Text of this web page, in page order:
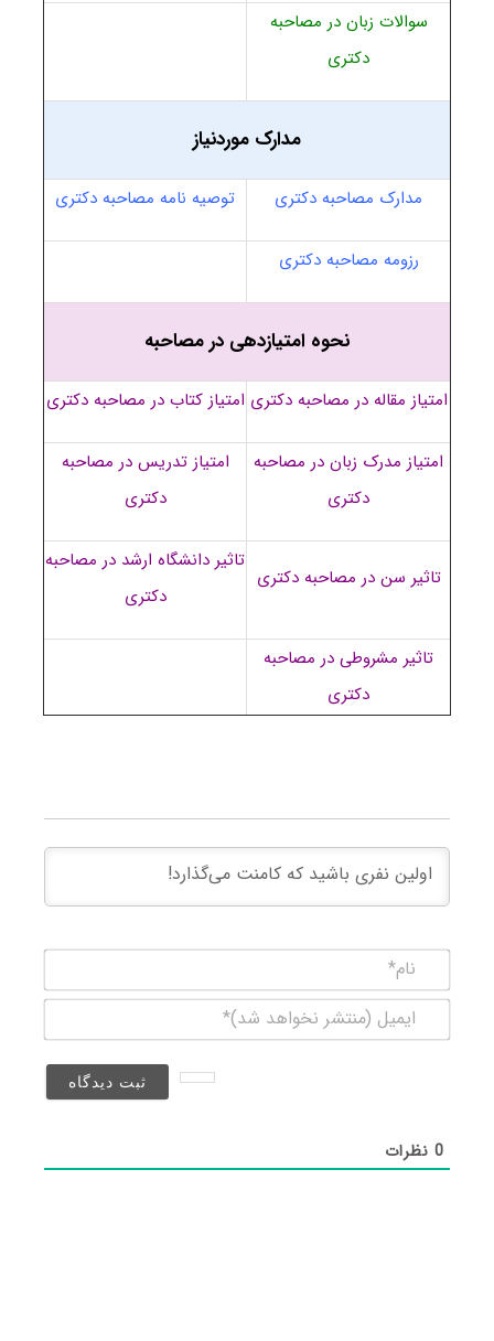
سوالات زبان در مصاحبه
دکتری
مدارک موردنیاز
مدارک مصاحبه دکتری توصیه نامه مصاحبه دکتری
رزومه مصاحبه دکتری
نحوه امتیازدهی در مصاحبه
امتیاز مقاله در مصاحبه دکتری امتیاز کتاب در مصاحبه دکتری
امتیاز مدرک زبان در مصاحبه
دکتری
امتیاز تدریس در مصاحبه
دکتری
تاثیر سن در مصاحبه دکتری
تاثیر دانشگاه ارشد در مصاحبه
دکتری
تاثیر مشروطی در مصاحبه
دکتری
(منتشر
0نظرات